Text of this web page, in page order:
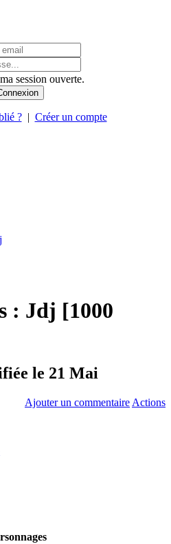
session ouverte.
?| Créer un compte
: Jdj [1000
le 21 Mai
Ajouter un commentaire Actions